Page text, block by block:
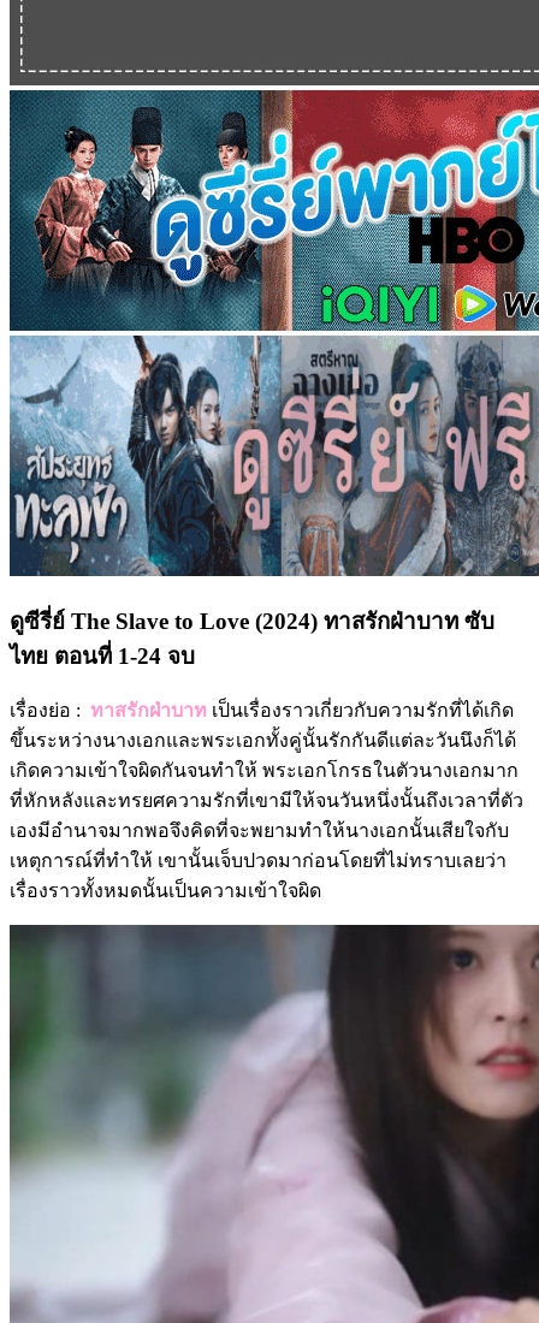
ดูซีรี่ย์ The Slave to Love (2024) ทาสรักฝ่าบาท ซับ
ไทย ตอนที่ 1-24 จบ
เรื่องย่อ : ทาสรักฝ่าบาท เป็นเรื่องราวเกี่ยวกับความรักที่ได้เกิด
ขึ้นระหว่างนางเอกและพระเอกทั้งคู่นั้นรักกันดีแต่ละวันนึงก็ได้
เกิดความเข้าใจผิดกันจนทำให้ พระเอกโกรธในตัวนางเอกมาก
ที่หักหลังและทรยศความรักที่เขามีให้จนวันหนึ่งนั้นถึงเวลาที่ตัว
เองมีอำนาจมากพอจึงคิดที่จะพยามทำให้นางเอกนั้นเสียใจกับ
เหตุการณ์ที่ทำให้ เขานั้นเจ็บปวดมาก่อนโดยที่ไม่ทราบเลยว่า
เรื่องราวทั้งหมดนั้นเป็นความเข้าใจผิด